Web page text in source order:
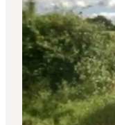
Booking